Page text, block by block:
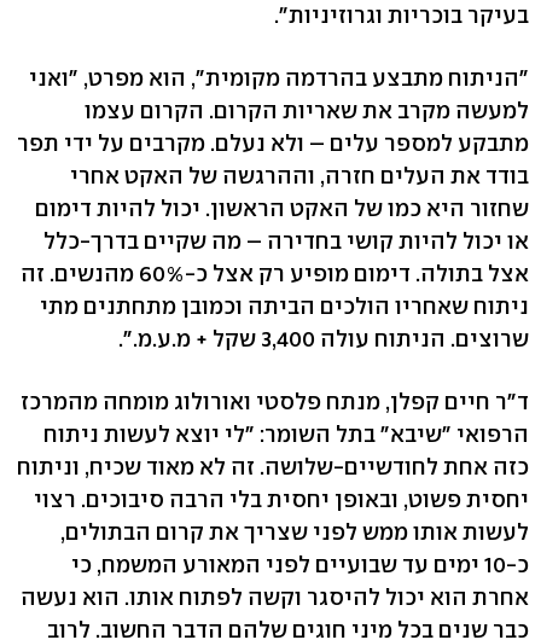
בעיקר בוכריות וגרוזיניות".
"הניתוח מתבצע בהרדמה מקומית", הוא מפרט, "ואני
למעשה מקרב את שאריות הקרום. הקרום עצמו
מתבקע למספר עלים – ולא נעלם. מקרבים על ידי תפר
בודד את העלים חזרה, וההרגשה של האקט אחרי
שחזור היא כמו של האקט הראשון. יכול להיות דימום
או יכול להיות קושי בחדירה – מה שקיים בדרך-כלל
אצל בתולה. דימום מופיע רק אצל כ-60% מהנשים. זה
ניתוח שאחריו הולכים הביתה וכמובן מתחתנים מתי
שרוצים. הניתוח עולה 3,400 שקל + מ.ע.מ.".
ד"ר חיים קפלן, מנתח פלסטי ואורולוג מומחה מהמרכז
הרפואי "שיבא" בתל השומר: "לי יוצא לעשות ניתוח
כזה אחת לחודשיים-שלושה. זה לא מאוד שכיח, וניתוח
יחסית פשוט, ובאופן יחסית בלי הרבה סיבוכים. רצוי
לעשות אותו ממש לפני שצריך את קרום הבתולים,
כ-10 ימים עד שבועיים לפני המאורע המשמח, כי
אחרת הוא יכול להיסגר וקשה לפתוח אותו. הוא נעשה
כבר שנים בכל מיני חוגים שלהם הדבר החשוב. לרוב